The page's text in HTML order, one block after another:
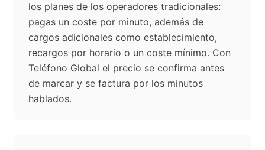
los planes de los operadores tradicionales:
pagas un coste por minuto, además de
cargos adicionales como establecimiento,
recargos por horario o un coste mínimo. Con
Teléfono Global el precio se confirma antes
de marcar y se factura por los minutos
hablados.